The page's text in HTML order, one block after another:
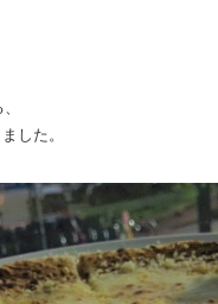
した。